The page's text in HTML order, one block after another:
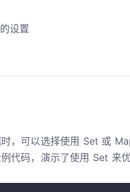
设置
，可以选择使用 Set 或
代码，演示了使用 Set 来